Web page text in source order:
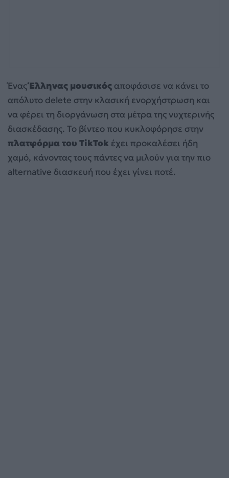
ΈναςΈλληνας μουσικός αποφάσισε να κάνει το
απόλυτο delete στην κλασική ενορχήστρωση και
να φέρει τη διοργάνωση στα μέτρα της νυχτερινής
διασκέδασης. Το βίντεο που κυκλοφόρησε στην
πλατφόρμα του TikTok έχει προκαλέσει ήδη
χαμό, κάνοντας τους πάντες να μιλούν για την πιο
alternative διασκευή που έχει γίνει ποτέ.